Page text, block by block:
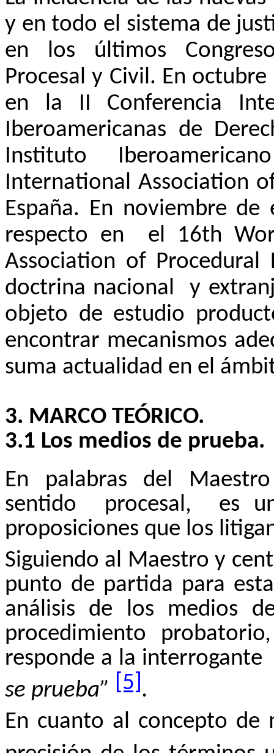
y en todo el sistema de
en los últimos
Procesal y Civil. En
en la II Conferencia
Iberoamericanas de
Instituto
International Association
España. En noviembre de
respecto en
el 16th
Association of
doctrina nacional
y
objeto de estudio
encontrar mecanismos
suma actualidad en el
3. MARCO TEÓRICO.
3.1 Los medios de prueba.
En palabras del Maestro
sentido
procesal,
es
proposiciones que los
Siguiendo al Maestro y
punto de partida para
análisis de los medios
procedimiento
responde a la interrogante
se prueba”
[5] .
En cuanto al concepto de